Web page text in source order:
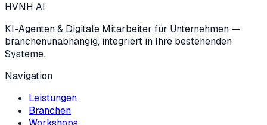
HVNH AI
KI-Agenten & Digitale Mitarbeiter für Unternehmen —
branchenunabhängig, integriert in Ihre bestehenden
Systeme.
Navigation
Leistungen
Branchen